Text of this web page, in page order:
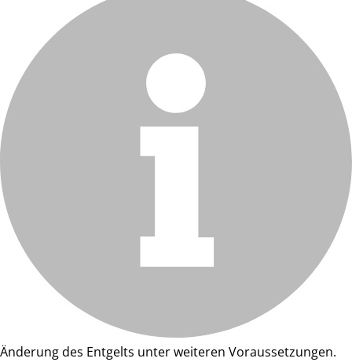
Änderung des Entgelts unter weiteren Voraussetzungen.